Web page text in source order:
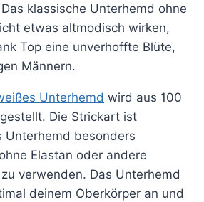
klassische Unterhemd ohne
etwas altmodisch wirken,
Top eine unverhoffte Blüte,
Männern.
Unterhemd wird aus 100
Die Strickart ist
Unterhemd besonders
Elastan oder andere
verwenden. Das Unterhemd
deinem Oberkörper an und